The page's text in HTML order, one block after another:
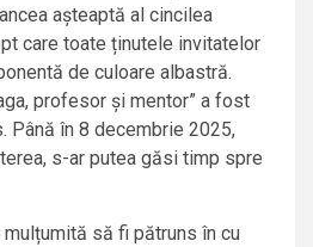
așteaptă al cincilea
care toate ținutele invitatelor
de culoare albastră.
profesor și mentor” a fost
Până în 8 decembrie 2025,
s-ar putea găsi timp spre
să fi pătruns în cu